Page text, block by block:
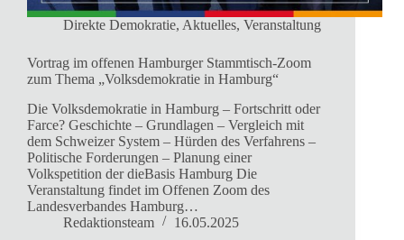
Direkte Demokratie, Aktuelles, Veranstaltung
Vortrag im offenen Hamburger Stammtisch-Zoom
zum Thema „Volksdemokratie in Hamburg“
Die Volksdemokratie in Hamburg – Fortschritt oder
Farce? Geschichte – Grundlagen – Vergleich mit
dem Schweizer System – Hürden des Verfahrens –
Politische Forderungen – Planung einer
Volkspetition der dieBasis Hamburg Die
Veranstaltung findet im Offenen Zoom des
Landesverbandes Hamburg…
Redaktionsteam
16.05.2025